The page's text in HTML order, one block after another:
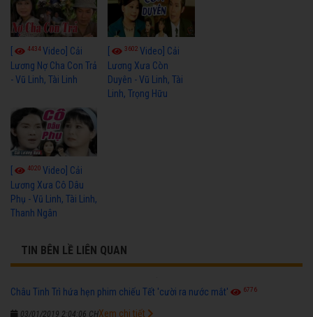
4434Video] Cải
Lương Nợ Cha Con Trả
- Vũ Linh, Tài Linh
3602Video] Cải
Lương Xưa Còn
Duyên - Vũ Linh, Tài
Linh, Trọng Hữu
[ 4020 Video] Cải
Lương Xưa Cô Dâu
Phụ - Vũ Linh, Tài Linh,
Thanh Ngân
TIN BÊN LỀ LIÊN QUAN
Châu Tinh Trì hứa hẹn phim chiếu Tết 'cười ra nước mắt' 6776
03/01/2019 2:04:06 CHXem chi tiết